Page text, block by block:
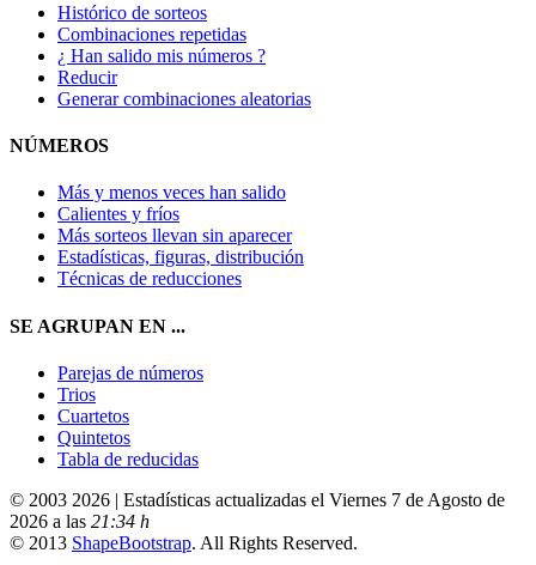
Histórico de sorteos
Combinaciones repetidas
¿ Han salido mis números ?
Reducir
Generar combinaciones aleatorias
NÚMEROS
Más y menos veces han salido
Calientes y fríos
Más sorteos llevan sin aparecer
Estadísticas, figuras, distribución
Técnicas de reducciones
SE AGRUPAN EN ...
Parejas de números
Trios
Cuartetos
Quintetos
Tabla de reducidas
© 2003 2026 | Estadísticas actualizadas el Viernes 7 de Agosto de
2026 a las 21:34 h
© 2013 ShapeBootstrap. All Rights Reserved.